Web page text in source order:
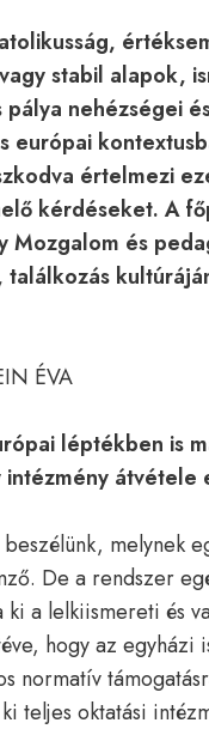
stabil alapok,
nehézségei
európai
értelmezi
kérdéseket. A
Mozgalom és
ÉVA
léptékben is
átvétele
melynek
De a rendszer
ki a lelkiismereti és
hogy az egyházi
normatív
teljes oktatási